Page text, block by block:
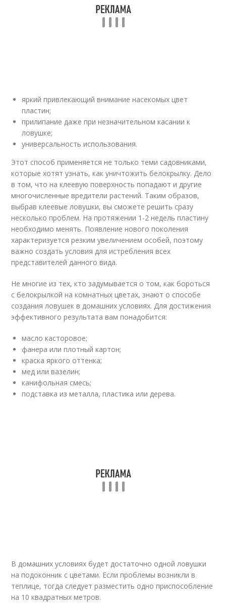
яркий привлекающий внимание насекомых цвет
пластин;
прилипание даже при незначительном касании к
ловушке;
универсальность использования.
Этот способ применяется не только теми садовниками,
которые хотят узнать, как уничтожить белокрылку. Дело
в том, что на клеевую поверхность попадают и другие
многочисленные вредители растений. Таким образов,
выбрав клеевые ловушки, вы сможете решить сразу
несколько проблем. На протяжении 1-2 недель пластину
необходимо менять. Появление нового поколения
характеризуется резким увеличением особей, поэтому
важно создать условия для истребления всех
представителей данного вида.
Не многие из тех, кто задумывается о том, как бороться
с белокрылкой на комнатных цветах, знают о способе
создания ловушек в домашних условиях. Для достижения
эффективного результата вам понадобится:
масло касторовое;
фанера или плотный картон;
краска яркого оттенка;
мед или вазелин;
канифольная смесь;
подставка из металла, пластика или дерева.
В домашних условиях будет достаточно одной ловушки
на подоконник с цветами. Если проблемы возникли в
теплице, тогда следует разместить одно приспособление
на 10 квадратных метров.